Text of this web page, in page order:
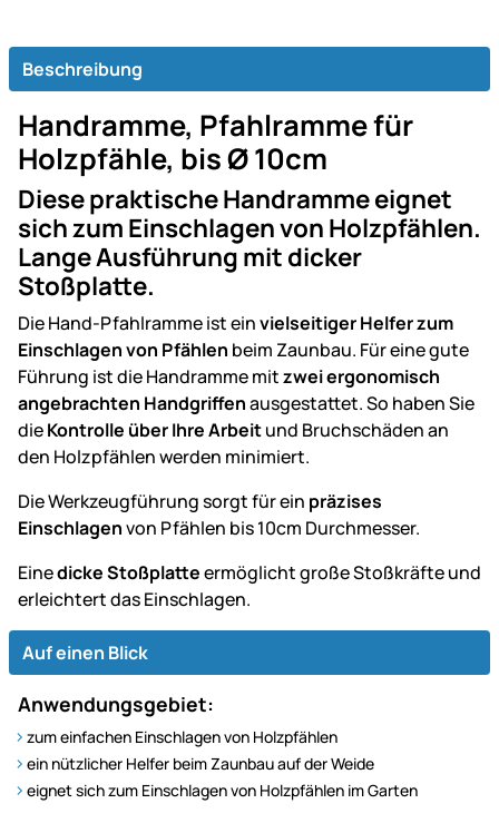
Beschreibung
Handramme, Pfahlramme für
Holzpfähle, bis Ø 10cm
Diese praktische Handramme eignet
sich zum Einschlagen von Holzpfählen.
Lange Ausführung mit dicker
Stoßplatte.
Die Hand-Pfahlramme ist einvielseitiger Helfer zum
Einschlagen von Pfählen beim Zaunbau. Für eine gute
Führung ist die Handramme mitzwei ergonomisch
angebrachten Handgriffenausgestattet. So haben Sie
dieKontrolle über Ihre Arbeitund Bruchschäden an
den Holzpfählen werden minimiert.
Die Werkzeugführung sorgt für ein präzises
Einschlagenvon Pfählen bis 10cm Durchmesser.
Einedicke Stoßplatteermöglicht große Stoßkräfte und
erleichtert das Einschlagen.
Auf einen Blick
Anwendungsgebiet:
zum einfachen Einschlagen von Holzpfählen
ein nützlicher Helfer beim Zaunbau auf der Weide
eignet sich zum Einschlagen von Holzpfählen im Garten